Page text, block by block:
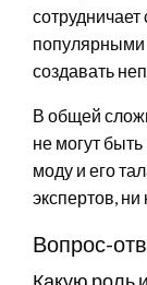
создавать
В общей
не могут
моду и его
экспертов,
Вопрос-